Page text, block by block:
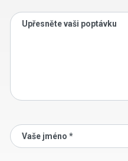
Upřesněte vaši poptávku
Vaše jméno *